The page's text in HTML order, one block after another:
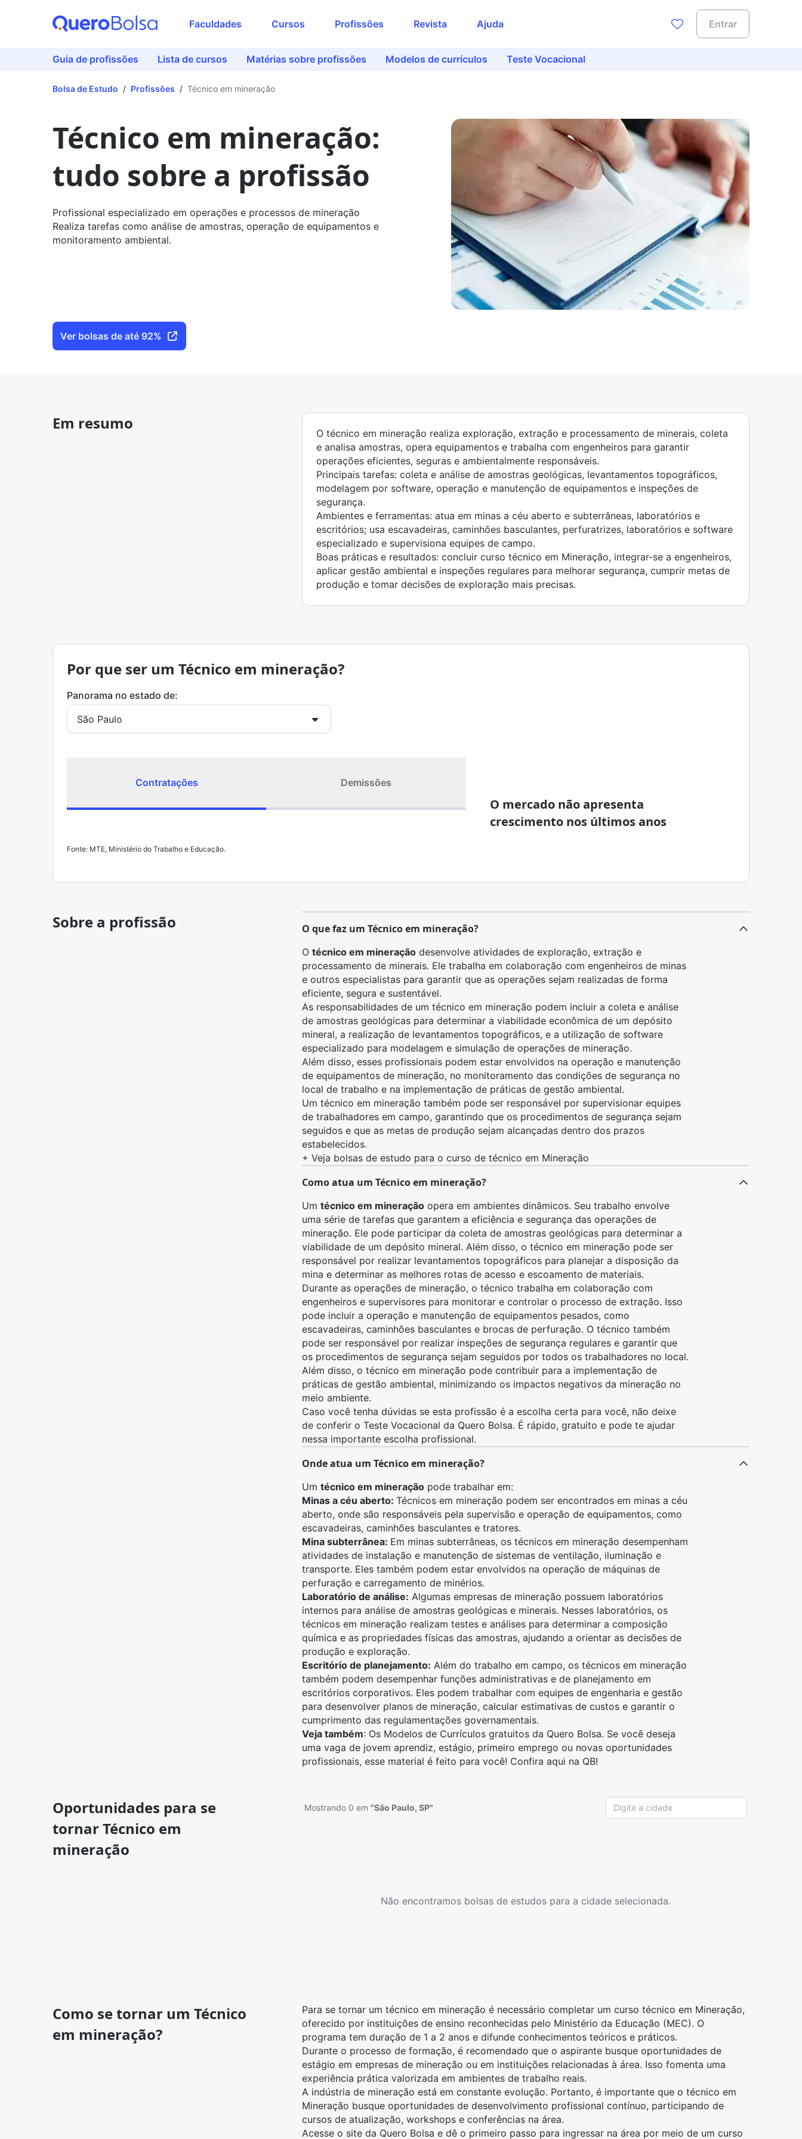
Faculdades Cursos Profissões Revista Ajuda Entrar
Guia de profissões Lista de cursos Matérias sobre profissões Modelos de currículos Teste Vocacional
Bolsa de Estudo / Profissões / Técnico em mineração
Técnico em mineração:
tudo sobre a profissão
Profissional especializado em operações e processos de mineração
Realiza tarefas como análise de amostras, operação de equipamentos e
monitoramento ambiental.
Ver bolsas de até 92%
Em resumo
O técnico em mineração realiza exploração, extração e processamento de minerais, coleta
e analisa amostras, opera equipamentos e trabalha com engenheiros para garantir
operações eficientes, seguras e ambientalmente responsáveis.
Principais tarefas: coleta e análise de amostras geológicas, levantamentos topográficos,
modelagem por software, operação e manutenção de equipamentos e inspeções de
segurança.
Ambientes e ferramentas: atua em minas a céu aberto e subterrâneas, laboratórios e
escritórios; usa escavadeiras, caminhões basculantes, perfuratrizes, laboratórios e software
especializado e supervisiona equipes de campo.
Boas práticas e resultados: concluir curso técnico em Mineração, integrar-se a engenheiros,
aplicar gestão ambiental e inspeções regulares para melhorar segurança, cumprir metas de
produção e tomar decisões de exploração mais precisas.
Por que ser um Técnico em mineração?
Panorama no estado de:
completo
Preencha seus dados para liberar o
acesso
E-mail
Telefone
Ao continuar, você concorda com nossas
Contratações Demissões
Fonte: MTE, Ministério do Trabalho e Educação.
O mercado não apresenta
crescimento nos últimos anos
Sobre a profissão O que faz um Técnico em mineração?
O técnico em mineração desenvolve atividades de exploração, extração e
processamento de minerais. Ele trabalha em colaboração com engenheiros de minas
e outros especialistas para garantir que as operações sejam realizadas de forma
eficiente, segura e sustentável.
As responsabilidades de um técnico em mineração podem incluir a coleta e análise
de amostras geológicas para determinar a viabilidade econômica de um depósito
mineral, a realização de levantamentos topográficos, e a utilização de software
especializado para modelagem e simulação de operações de mineração.
Além disso, esses profissionais podem estar envolvidos na operação e manutenção
de equipamentos de mineração, no monitoramento das condições de segurança no
local de trabalho e na implementação de práticas de gestão ambiental.
Um técnico em mineração também pode ser responsável por supervisionar equipes
de trabalhadores em campo, garantindo que os procedimentos de segurança sejam
seguidos e que as metas de produção sejam alcançadas dentro dos prazos
estabelecidos.
+ Veja bolsas de estudo para o curso de técnico em Mineração
Como atua um Técnico em mineração?
Um técnico em mineração opera em ambientes dinâmicos. Seu trabalho envolve
uma série de tarefas que garantem a eficiência e segurança das operações de
mineração. Ele pode participar da coleta de amostras geológicas para determinar a
viabilidade de um depósito mineral. Além disso, o técnico em mineração pode ser
responsável por realizar levantamentos topográficos para planejar a disposição da
mina e determinar as melhores rotas de acesso e escoamento de materiais.
Durante as operações de mineração, o técnico trabalha em colaboração com
engenheiros e supervisores para monitorar e controlar o processo de extração. Isso
pode incluir a operação e manutenção de equipamentos pesados, como
escavadeiras, caminhões basculantes e brocas de perfuração. O técnico também
pode ser responsável por realizar inspeções de segurança regulares e garantir que
os procedimentos de segurança sejam seguidos por todos os trabalhadores no local.
Além disso, o técnico em mineração pode contribuir para a implementação de
práticas de gestão ambiental, minimizando os impactos negativos da mineração no
meio ambiente.
Caso você tenha dúvidas se esta profissão é a escolha certa para você, não deixe
de conferir o Teste Vocacional da Quero Bolsa. É rápido, gratuito e pode te ajudar
nessa importante escolha profissional.
Onde atua um Técnico em mineração?
Um técnico em mineração pode trabalhar em:
Minas a céu aberto: Técnicos em mineração podem ser encontrados em minas a céu
aberto, onde são responsáveis pela supervisão e operação de equipamentos, como
escavadeiras, caminhões basculantes e tratores.
Mina subterrânea: Em minas subterrâneas, os técnicos em mineração desempenham
atividades de instalação e manutenção de sistemas de ventilação, iluminação e
transporte. Eles também podem estar envolvidos na operação de máquinas de
perfuração e carregamento de minérios.
Laboratório de análise: Algumas empresas de mineração possuem laboratórios
internos para análise de amostras geológicas e minerais. Nesses laboratórios, os
técnicos em mineração realizam testes e análises para determinar a composição
química e as propriedades físicas das amostras, ajudando a orientar as decisões de
produção e exploração.
Escritório de planejamento: Além do trabalho em campo, os técnicos em mineração
também podem desempenhar funções administrativas e de planejamento em
escritórios corporativos. Eles podem trabalhar com equipes de engenharia e gestão
para desenvolver planos de mineração, calcular estimativas de custos e garantir o
cumprimento das regulamentações governamentais.
Veja também: Os Modelos de Currículos gratuitos da Quero Bolsa. Se você deseja
uma vaga de jovem aprendiz, estágio, primeiro emprego ou novas oportunidades
profissionais, esse material é feito para você! Confira aqui na QB!
Oportunidades para se
tornar Técnico em
mineração
Mostrando 0 em "São Paulo, SP"
Não encontramos bolsas de estudos para a cidade selecionada.
Como se tornar um Técnico
em mineração?
Para se tornar um técnico em mineração é necessário completar um curso técnico em Mineração,
oferecido por instituições de ensino reconhecidas pelo Ministério da Educação (MEC). O
programa tem duração de 1 a 2 anos e difunde conhecimentos teóricos e práticos.
Durante o processo de formação, é recomendado que o aspirante busque oportunidades de
estágio em empresas de mineração ou em instituições relacionadas à área. Isso fomenta uma
experiência prática valorizada em ambientes de trabalho reais.
A indústria de mineração está em constante evolução. Portanto, é importante que o técnico em
Mineração busque oportunidades de desenvolvimento profissional contínuo, participando de
cursos de atualização, workshops e conferências na área.
Acesse o site da Quero Bolsa e dê o primeiro passo para ingressar na área por meio de um curso